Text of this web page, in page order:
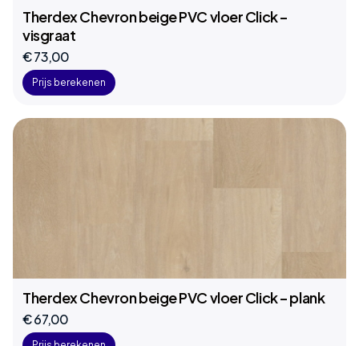
Therdex Chevron beige PVC vloer Click –
visgraat
€ 73,00
Prijs berekenen
Therdex Chevron beige PVC vloer Click – plank
€ 67,00